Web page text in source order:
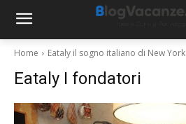
Home Eataly il sogno italiano di New York
Eataly I fondatori